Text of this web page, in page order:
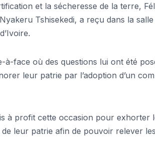
et la sécheresse de la terre,
Tshisekedi, a reçu dans la salle
face où des questions lui ont été
leur patrie par l’adoption d’un
à profit cette occasion pour exhorter
de leur patrie afin de pouvoir relever